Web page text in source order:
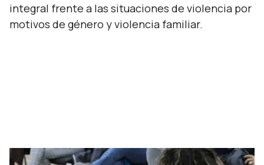
integral frente a las situaciones de violencia por
motivos de género y violencia familiar.